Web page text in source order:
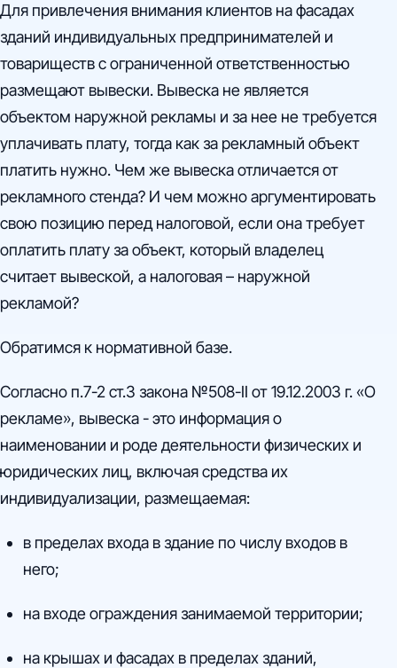
Для привлечения внимания клиентов на фасадах
зданий индивидуальных предпринимателей и
товариществ с ограниченной ответственностью
размещают вывески. Вывеска не является
объектом наружной рекламы и за нее не требуется
уплачивать плату, тогда как за рекламный объект
платить нужно. Чем же вывеска отличается от
рекламного стенда? И чем можно аргументировать
свою позицию перед налоговой, если она требует
оплатить плату за объект, который владелец
считает вывеской, а налоговая – наружной
рекламой?
Обратимся к нормативной базе.
Согласно п.7-2 ст.3 закона №508-II от 19.12.2003 г. «О
рекламе», вывеска - это информация о
наименовании и роде деятельности физических и
юридических лиц, включая средства их
индивидуализации, размещаемая:
в пределах входа в здание по числу входов в
него;
на входе ограждения занимаемой территории;
на крышах и фасадах в пределах зданий,